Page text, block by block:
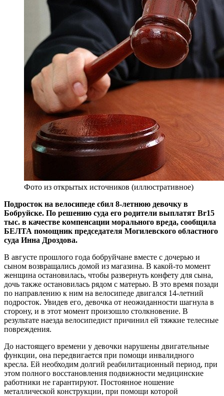
Фото из открытых источников (иллюстративное)
Подросток на велосипеде сбил 8-летнюю девочку в
Бобруйске. По решению суда его родители выплатят Br15
тыс. в качестве компенсации морального вреда, сообщила
БЕЛТА помощник председателя Могилевского областного
суда Инна Дроздова.
В августе прошлого года бобруйчане вместе с дочерью и
сыном возвращались домой из магазина. В какой-то момент
женщина остановилась, чтобы развернуть конфету для сына,
дочь также остановилась рядом с матерью. В это время позади
по направлению к ним на велосипеде двигался 14-летний
подросток. Увидев его, девочка от неожиданности шагнула в
сторону, и в этот момент произошло столкновение. В
результате наезда велосипедист причинил ей тяжкие телесные
повреждения.
До настоящего времени у девочки нарушены двигательные
функции, она передвигается при помощи инвалидного
кресла. Ей необходим долгий реабилитационный период, при
этом полного восстановления подвижности медицинские
работники не гарантируют. Постоянное ношение
металлической конструкции, при помощи которой